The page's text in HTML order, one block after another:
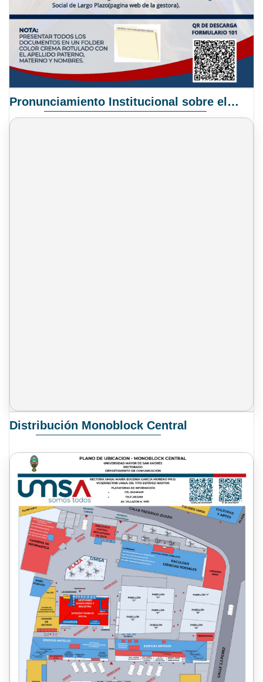
Pronunciamiento Institucional sobre el Proyecto de Ley N° 068/2025-2026 C.S.
Distribución Monoblock Central